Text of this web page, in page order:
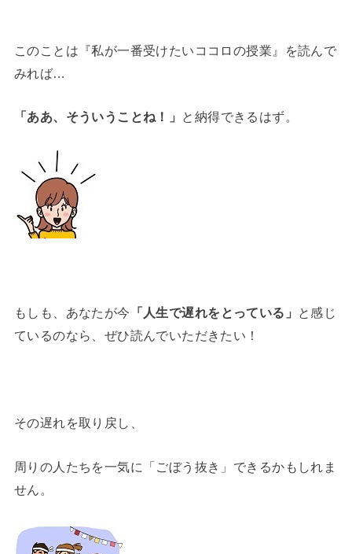
このことは『私が一番受けたいココロの授業』を読んで
みれば…
「ああ、そういうことね！」 と納得できるはず。
もしも、あなたが今 「人生で遅れをとっている」
と感じ
ているのなら、ぜひ読んでいただきたい！
その遅れを取り戻し、
周りの人たちを一気に「ごぼう抜き」できるかもしれま
せん。